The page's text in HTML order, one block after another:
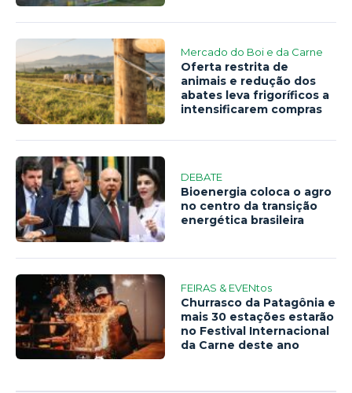
Mercado do Boi e da Carne
Oferta restrita de
animais e redução dos
abates leva frigoríficos a
intensificarem compras
DEBATE
Bioenergia coloca o agro
no centro da transição
energética brasileira
FEIRAS & EVENtos
Churrasco da Patagônia e
mais 30 estações estarão
no Festival Internacional
da Carne deste ano